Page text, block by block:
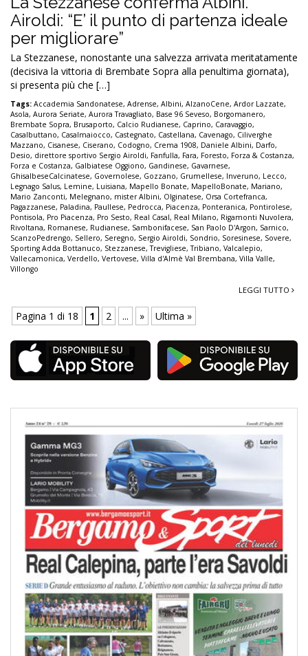
Airoldi: “E’ il punto di partenza ideale
per migliorare”
La Stezzanese, nonostante una salvezza arrivata meritatamente
(decisiva la vittoria di Brembate Sopra alla penultima giornata),
si presenta più che […]
Tags: Accademia Sandonatese, Adrense, Albini, AlzanoCene, Ardor Lazzate,
Asola, Aurora Seriate, Aurora Travagliato, Base 96 Seveso, Borgomanero,
Brembate Sopra, Brusaporto, Calcio Rudianese, Caprino, Caravaggio,
Casalbuttano, Casalmaiocco, Castegnato, Castellana, Cavenago, Ciliverghe
Mazzano, Cisanese, Ciserano, Codogno, Crema 1908, Daniele Albini, Darfo,
Desio, direttore sportivo Sergio Airoldi, Fanfulla, Fara, Foresto, Forza & Costanza,
Forza e Costanza, Galbiatese Oggiono, Gandinese, Gavarnese,
GhisalbeseCalcinatese, Governolese, Gozzano, Grumellese, Inveruno, Lecco,
Legnago Salus, Lemine, Luisiana, Mapello Bonate, MapelloBonate, Mariano,
Mario Zanconti, Melegnano, mister Albini, Olginatese, Orsa Cortefranca,
Pagazzanese, Paladina, Paullese, Pedrocca, Piacenza, Ponteranica, Pontirolese,
Pontisola, Pro Piacenza, Pro Sesto, Real Casal, Real Milano, Rigamonti Nuvolera,
Rivoltana, Romanese, Rudianese, Sambonifacese, San Paolo D'Argon, Sarnico,
ScanzoPedrengo, Sellero, Seregno, Sergio Airoldi, Sondrio, Soresinese, Sovere,
Sporting Adda Bottanuco, Stezzanese,Trevigliese,Tribiano, Valcalepio,
Vallecamonica, Verdello, Vertovese, Villa d'Almè Val Brembana, Villa Valle,
Villongo
LEGGI TUTTO
Pagina 1 di 18 1 2 ... » Ultima »